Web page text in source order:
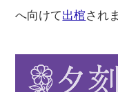
へ向けて出棺され